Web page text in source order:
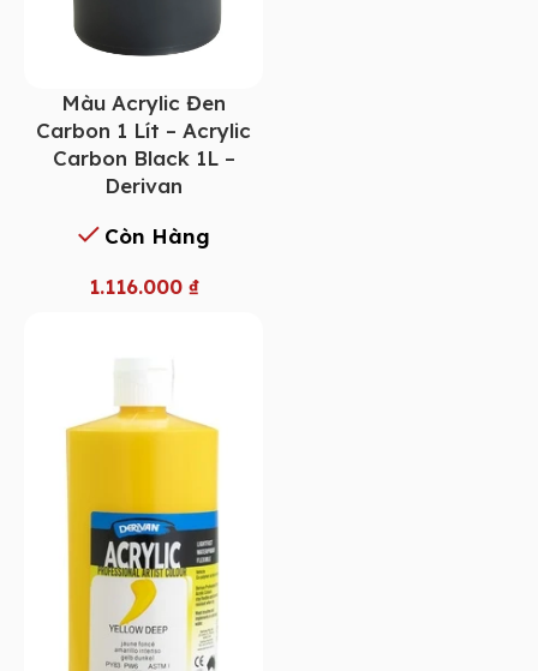
Màu Acrylic Đen
Carbon 1 Lít – Acrylic
Carbon Black 1L –
Derivan
Còn Hàng
1.116.000 ₫